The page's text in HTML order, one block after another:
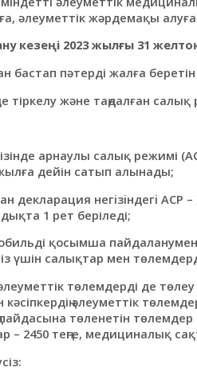
әлеуметтік жәрдемақы алуға
кезеңі 2023 жылғы 31
бастап пәтерді жалға
тіркелу және таңдалған
арнаулы салық режимі
дейін сатып алынады;
декларация негiзiндегi АСР
1 рет беріледі;
қосымша
үшін салықтар мен
төлемдерді де
әлеуметтік
пайдасына төленетін
– 2450 теңге, медициналық